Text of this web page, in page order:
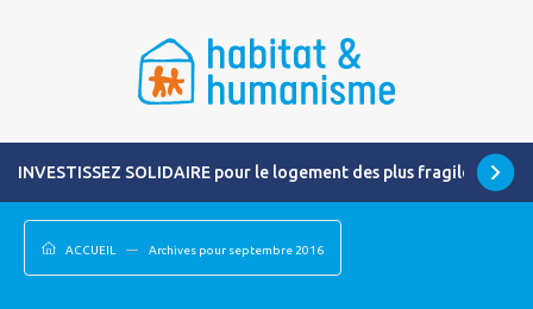
INVESTISSEZ SOLIDAIRE pour le logement des plus fragiles
ACCUEIL Archives pour septembre 2016